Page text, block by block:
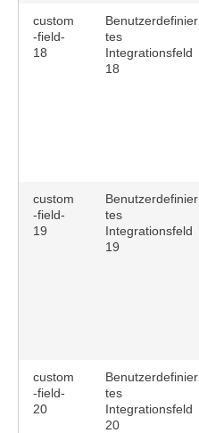
custom
-field-
18
Benutzerdefinier
tes
Integrationsfeld
18
custom
-field-
19
Benutzerdefinier
tes
Integrationsfeld
19
custom
-field-
20
Benutzerdefinier
tes
Integrationsfeld
20